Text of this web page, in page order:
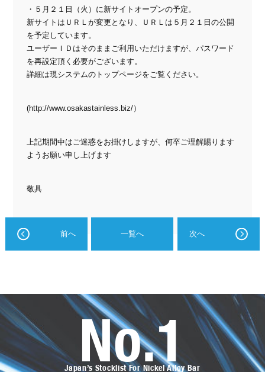
・５月２１日（火）に新サイトオープンの予定。
新サイトはＵＲＬが変更となり、ＵＲＬは５月２１日の公開
を予定しています。
ユーザーＩＤはそのままご利用いただけますが、パスワード
を再設定頂く必要がございます。
詳細は現システムのトップページをご覧ください。
(http://www.osakastainless.biz/）
上記期間中はご迷惑をお掛けしますが、何卒ご理解賜ります
ようお願い申し上げます
敬具
前へ 一覧へ 次へ
オ
カ
ス
テ
No.1
Japan’s Stocklist For Nickel Alloy Bar